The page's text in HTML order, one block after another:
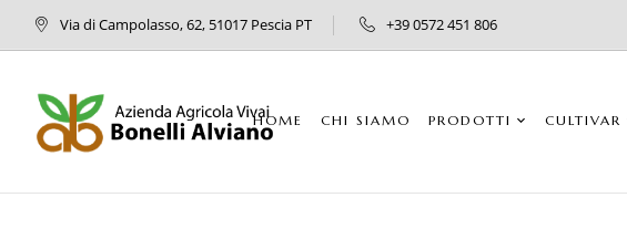
Via di Campolasso, 62, 51017 Pescia PT +39 0572 451 806
HOME CHI SIAMO PRODOTTI CULTIVAR